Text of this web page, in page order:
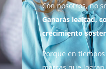
Con nosotros, no
Ganarás lealtad,
crecimiento
Porque en